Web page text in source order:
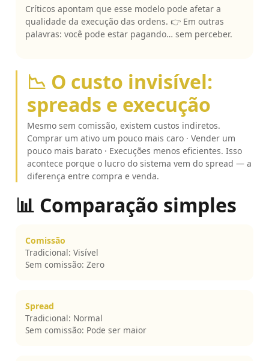
Críticos apontam que esse modelo pode afetar a
qualidade da execução das ordens. 👉 Em outras
palavras: você pode estar pagando… sem perceber.
📉 O custo invisível:
spreads e execução
Mesmo sem comissão, existem custos indiretos.
Comprar um ativo um pouco mais caro · Vender um
pouco mais barato · Execuções menos eficientes. Isso
acontece porque o lucro do sistema vem do spread — a
diferença entre compra e venda.
📊 Comparação simples
Comissão
Tradicional: Visível
Sem comissão: Zero
Spread
Tradicional: Normal
Sem comissão: Pode ser maior